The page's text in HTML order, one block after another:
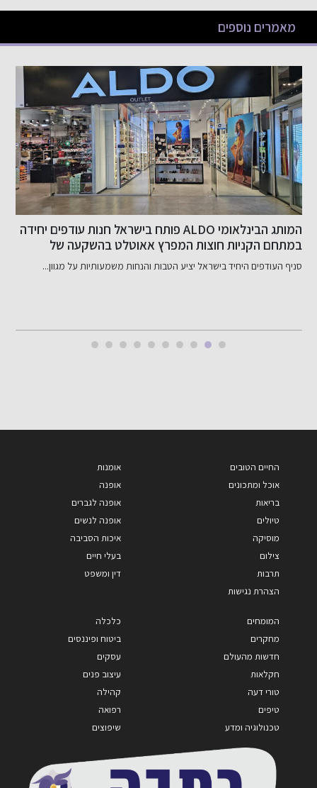
מאמרים נוספים
המותג הבינלאומי ALDO פותח בישראל חנות עודפים יחידה
במתחם הקניות חוצות המפרץ אאוטלט בהשקעה של
כ-800 אלף שקל
סניף העודפים היחיד בישראל יציע הטבות והנחות משמעותיות על מגוון...
החיים הטובים
אוכל ומתכונים
בריאות
טיולים
מוסיקה
צילום
תרבות
הצהרת נגישות
אומנות
אופנה
אופנה לגברים
אופנה לנשים
איכות הסביבה
בעלי חיים
דין ומשפט
המומחים
מחקרים
חדשות מהעולם
חקלאות
טורי דעה
טיפים
טכנולוגיה ומדע
כלכלה
ביטוח ופיננסים
עסקים
עיצוב פנים
קהילה
רפואה
שיפוצים